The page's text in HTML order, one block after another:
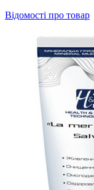
Відомості про товар